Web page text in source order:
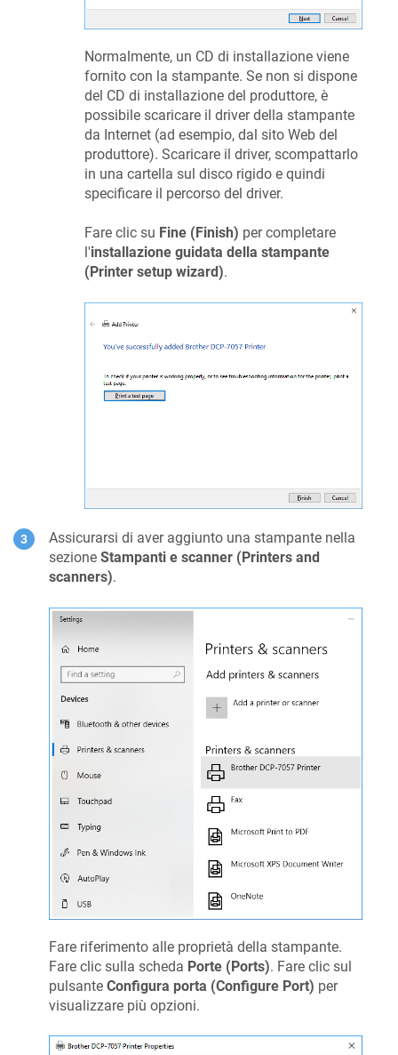
Normalmente, un CD di installazione viene
fornito con la stampante. Se non si dispone
del CD di installazione del produttore, è
possibile scaricare il driver della stampante
da Internet (ad esempio, dal sito Web del
produttore). Scaricare il driver, scompattarlo
in una cartella sul disco rigido e quindi
specificare il percorso del driver.
Fare clic su Fine (Finish) per completare
l'installazione guidata della stampante
(Printer setup wizard).
Assicurarsi di aver aggiunto una stampante nella
sezione Stampanti e scanner (Printers and
scanners).
Fare riferimento alle proprietà della stampante.
Fare clic sulla scheda Porte (Ports). Fare clic sul
pulsante Configura porta (Configure Port) per
visualizzare più opzioni.